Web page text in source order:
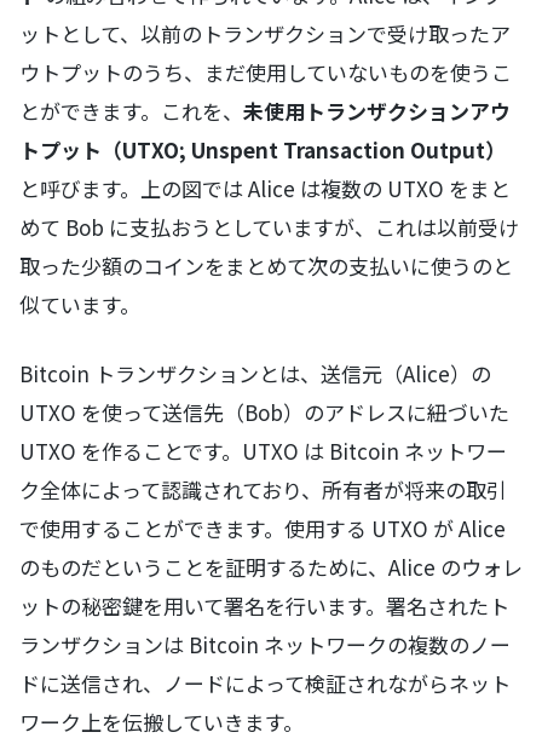
ットとして、以前のトランザクションで受け取ったア
ウトプットのうち、まだ使用していないものを使うこ
とができます。これを、 未使用トランザクションアウ
トプット（UTXO; Unspent Transaction Output）
と呼びます。上の図では Alice は複数の UTXO をまと
めて Bob に支払おうとしていますが、これは以前受け
取った少額のコインをまとめて次の支払いに使うのと
似ています。
Bitcoin トランザクションとは、送信元（Alice）の
UTXO を使って送信先（Bob）のアドレスに紐づいた
UTXO を作ることです。UTXO は Bitcoin ネットワー
ク全体によって認識されており、所有者が将来の取引
で使用することができます。使用する UTXO が Alice
のものだということを証明するために、Alice のウォレ
ットの秘密鍵を用いて署名を行います。署名されたト
ランザクションは Bitcoin ネットワークの複数のノー
ドに送信され、ノードによって検証されながらネット
ワーク上を伝搬していきます。